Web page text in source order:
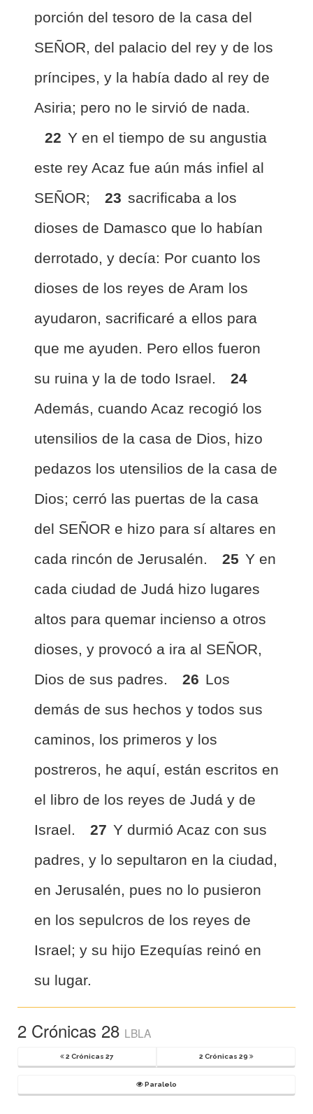
porción del tesoro de la casa del
SEÑOR, del palacio del rey y de los
príncipes, y la había dado al rey de
Asiria; pero no le sirvió de nada.
22 Y en el tiempo de su angustia
este rey Acaz fue aún más infiel al
SEÑOR;
23 sacrificaba a los
dioses de Damasco que lo habían
derrotado, y decía: Por cuanto los
dioses de los reyes de Aram los
ayudaron, sacrificaré a ellos para
que me ayuden. Pero ellos fueron
su ruina y la de todo Israel.
24
Además, cuando Acaz recogió los
utensilios de la casa de Dios, hizo
pedazos los utensilios de la casa de
Dios; cerró las puertas de la casa
del SEÑOR e hizo para sí altares en
cada rincón de Jerusalén.
25 Y en
cada ciudad de Judá hizo lugares
altos para quemar incienso a otros
dioses, y provocó a ira al SEÑOR,
Dios de sus padres.
26 Los
demás de sus hechos y todos sus
caminos, los primeros y los
postreros, he aquí, están escritos en
el libro de los reyes de Judá y de
Israel.
27 Y durmió Acaz con sus
padres, y lo sepultaron en la ciudad,
en Jerusalén, pues no lo pusieron
en los sepulcros de los reyes de
Israel; y su hijo Ezequías reinó en
su lugar.
2 Crónicas 28 LBLA
2 Crónicas 27 2 Crónicas 29
Paralelo